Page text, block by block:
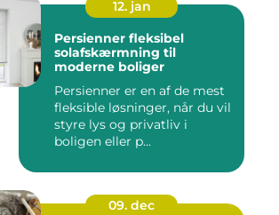
12. jan
Persienner fleksibel
solafskærmning til
moderne boliger
Persienner er en af de mest
fleksible løsninger, når du vil
styre lys og privatliv i
boligen eller p...
09. dec